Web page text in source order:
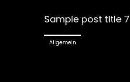
Sample post title 7
Allgemein